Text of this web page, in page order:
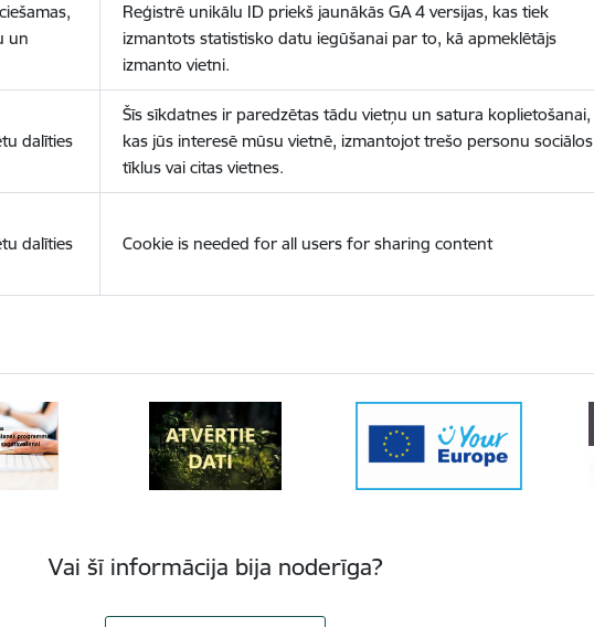
un
Reģistrē unikālu ID priekš jaunākās GA 4 versijas, kas tiek
izmantots statistisko datu iegūšanai par to, kā apmeklētājs
izmanto vietni.
dalīties
Šīs sīkdatnes ir paredzētas tādu vietņu un satura koplietošanai,
kas jūs interesē mūsu vietnē, izmantojot trešo personu sociālos
tīklus vai citas vietnes.
dalīties
Cookie is needed for all users for sharing content
Vai šī informācija bija noderīga?